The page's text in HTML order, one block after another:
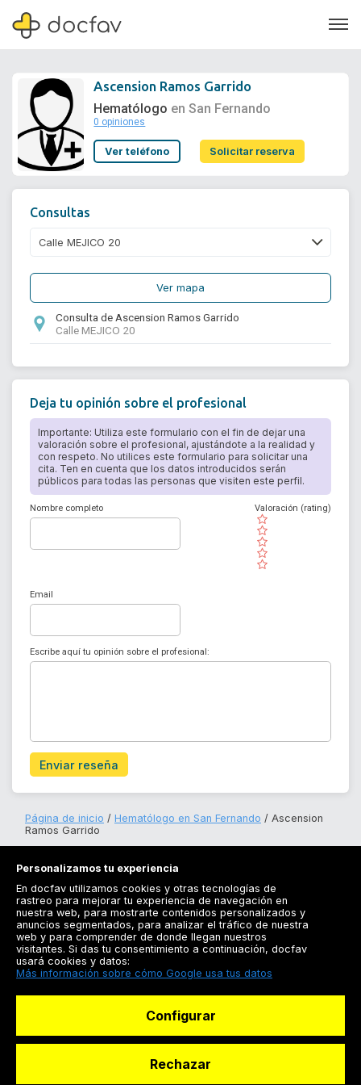
Soporte
Ascension Ramos Garrido
Hematólogo en San Fernando
0 opiniones
Ver teléfono Solicitar reserva
Consultas
Ver mapa
Consulta de Ascension Ramos Garrido
Calle MEJICO 20
Deja tu opinión sobre el profesional
Importante: Utiliza este formulario con el fin de dejar una
valoración sobre el profesional, ajustándote a la realidad y
con respeto. No utilices este formulario para solicitar una
cita. Ten en cuenta que los datos introducidos serán
públicos para todas las personas que visiten este perfil.
Nombre completo
( )
( )
( )
( )
( )
Valoración (rating)
Email
Escribe aquí tu opinión sobre el profesional:
Enviar reseña
Página de inicio Hematólogo en San Fernando
Ascension
Ramos Garrido
Registrarse
Docfav
Personalizamos tu experiencia
En docfav utilizamos cookies y otras tecnologías de
rastreo para mejorar tu experiencia de navegación en
nuestra web, para mostrarte contenidos personalizados y
anuncios segmentados, para analizar el tráfico de nuestra
web y para comprender de donde llegan nuestros
visitantes. Si das tu consentimiento a continuación, docfav
usará cookies y datos:
Más información sobre cómo Google usa tus datos
Configurar
Rechazar